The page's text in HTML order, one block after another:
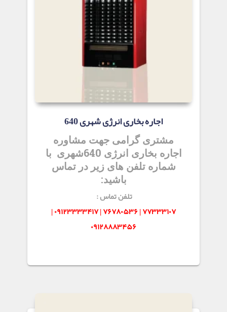
اجاره بخاری انرژی شهری 640
مشتری گرامی جهت مشاوره
اجاره بخاری انرژی 640شهری با
شماره تلفن های زیر در تماس
باشید:
تلفن تماس :
۷۷۳۳۳۱۰۷ | ۷۶۷۸۰۵۳۶ | ۰۹۱۲۳۳۳۳۴۱۷ |
۰۹۱۲۸۸۸۳۴۵۶